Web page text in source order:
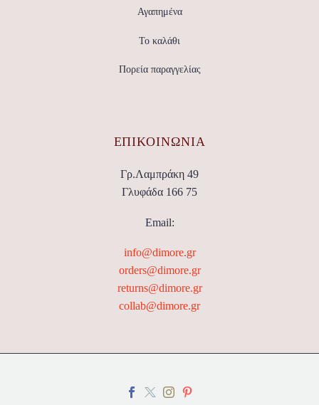
Αγαπημένα
Το καλάθι
Πορεία παραγγελίας
ΕΠΙΚΟΙΝΩΝΊΑ
Γρ.Λαμπράκη 49
Γλυφάδα 166 75
Email:
info@dimore.gr
orders@dimore.gr
returns@dimore.gr
collab@dimore.gr